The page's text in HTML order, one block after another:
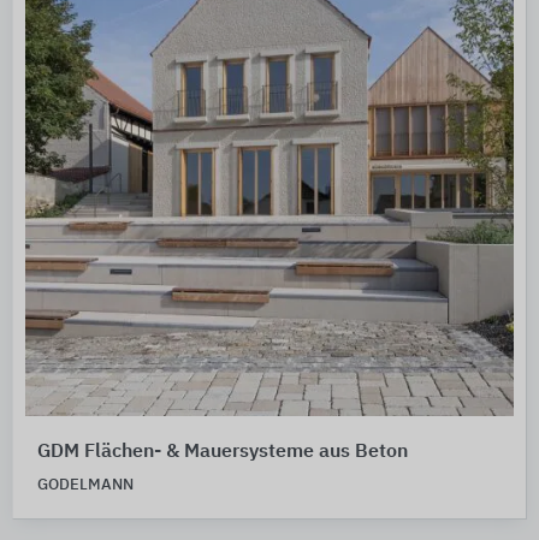
GDM Flächen- & Mauersysteme aus Beton
GODELMANN